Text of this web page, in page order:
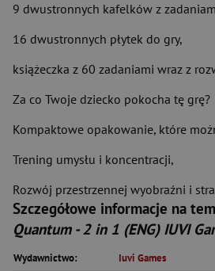
9 dwustronnych kafelków z
16 dwustronnych płytek do gry,
książeczka z 60 zadaniami wraz z
Za co Twoje dziecko pokocha tę grę?
Kompaktowe opakowanie, które
Trening umysłu i koncentracji,
Rozwój przestrzennej wyobraźni i
Szczegółowe informacje na
Quantum - 2 in 1 (ENG) IUVI
Wydawnictwo:
Iuvi Games